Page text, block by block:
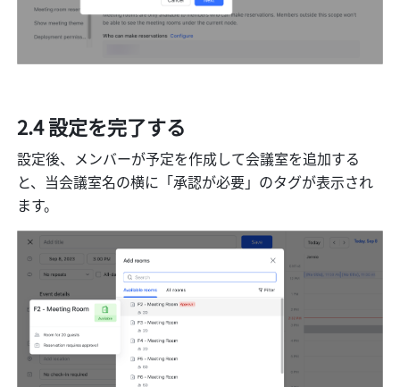
2.4 設定を完了する
設定後、メンバーが予定を作成して会議室を追加する
と、当会議室名の横に「承認が必要」のタグが表示され
ます。